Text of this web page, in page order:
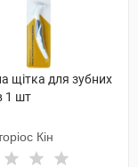
щітка для зубних
1 шт
Кін